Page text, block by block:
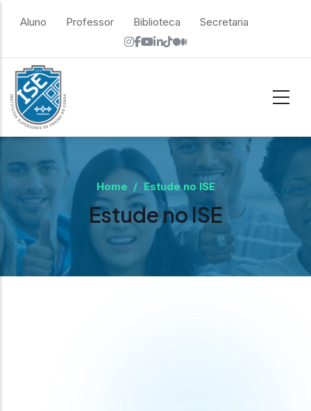
top menu
Aluno Professor Biblioteca Secretaria
Home / Estude no ISE
Estude no ISE